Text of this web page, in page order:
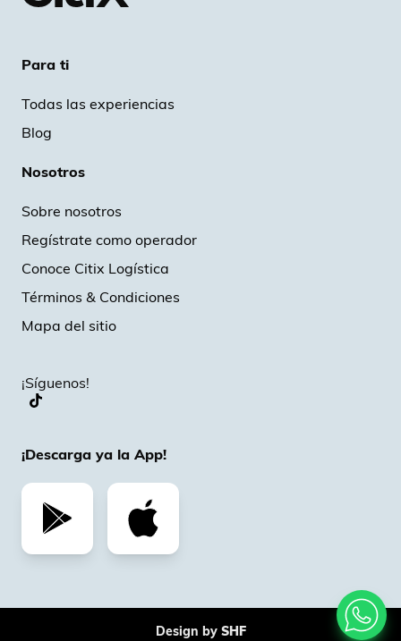
Para ti
Todas las experiencias
Blog
Nosotros
Sobre nosotros
Regístrate como operador
Conoce Citix Logística
Términos & Condiciones
Mapa del sitio
¡Síguenos!
¡Descarga ya la App!
Design by SHF